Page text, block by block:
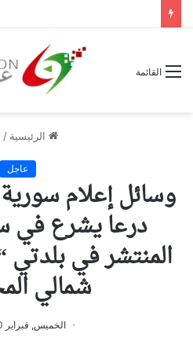
القائمة
الرئيسية /
عاجل
وسائل إعلام
درعا يشرع في
المنتشر في بلدتي
شمالي
الخميس, فبراير 20 2025